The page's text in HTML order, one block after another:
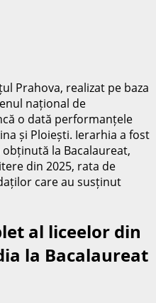
Prahova, realizat pe baza
național de
o dată performanțele
și Ploiești. Ierarhia a fost
la Bacalaureat,
din 2025, rata de
care au susținut
al liceelor din
la Bacalaureat